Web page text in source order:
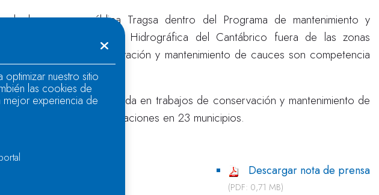
de la empresa pública Tragsa dentro del Programa de mantenimiento y
la Confederación Hidrográfica del Cantábrico fuera de las zonas
las labores de conservación y mantenimiento de cauces son competencia
la inversión realizada en trabajos de conservación y mantenimiento de
distribuidos en 31 actuaciones en 23 municipios.
Descargar nota de prensa
(PDF: 0,71 MB)
nuestro sitio
las cookies de
mejor experiencia de